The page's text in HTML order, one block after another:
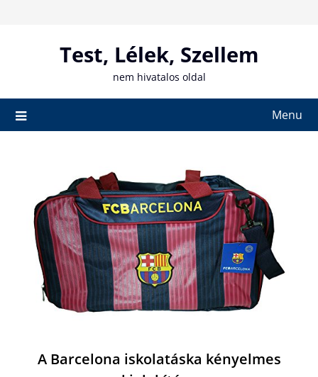
Test, Lélek, Szellem
nem hivatalos oldal
Menu
A Barcelona iskolatáska kényelmes